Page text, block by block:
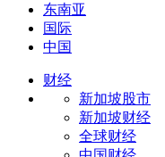
东南亚
国际
中国
财经
新加坡股市
新加坡财经
全球财经